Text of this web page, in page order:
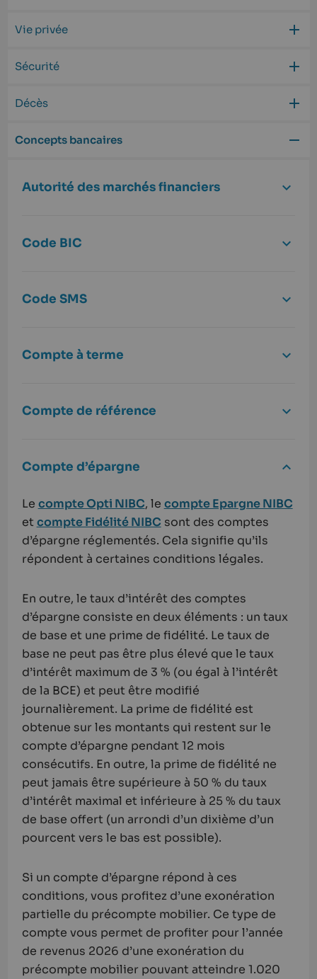
Vie privée
Sécurité
Décès
Concepts bancaires
Autorité des marchés financiers
Code BIC
Code SMS
Compte à terme
Compte de référence
Compte d’épargne
Le compte Opti NIBC, le compte Epargne NIBC
et compte Fidélité NIBC sont des comptes
d’épargne réglementés. Cela signifie qu’ils
répondent à certaines conditions légales.
En outre, le taux d’intérêt des comptes
d’épargne consiste en deux éléments : un taux
de base et une prime de fidélité. Le taux de
base ne peut pas être plus élevé que le taux
d’intérêt maximum de 3 % (ou égal à l’intérêt
de la BCE) et peut être modifié
journalièrement. La prime de fidélité est
obtenue sur les montants qui restent sur le
compte d’épargne pendant 12 mois
consécutifs. En outre, la prime de fidélité ne
peut jamais être supérieure à 50 % du taux
d’intérêt maximal et inférieure à 25 % du taux
de base offert (un arrondi d’un dixième d’un
pourcent vers le bas est possible).
Si un compte d’épargne répond à ces
conditions, vous profitez d’une exonération
partielle du précompte mobilier. Ce type de
compte vous permet de profiter pour l’année
de revenus 2026 d’une exonération du
précompte mobilier pouvant atteindre 1.020